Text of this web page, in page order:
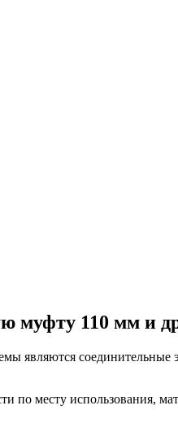
муфту 110 мм и
являются
по месту использования,